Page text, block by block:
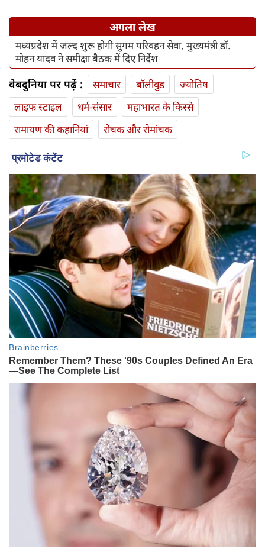
अगला लेख
मध्यप्रदेश में जल्द शुरू होगी सुगम परिवहन सेवा, मुख्यमंत्री डॉ.
मोहन यादव ने समीक्षा बैठक में दिए निर्देश
वेबदुनिया पर पढ़ें : समाचार बॉलीवुड
ज्योतिष
लाइफ स्‍टाइल
धर्म-संसार
महाभारत के किस्से
रामायण की कहानियां
रोचक और रोमांचक